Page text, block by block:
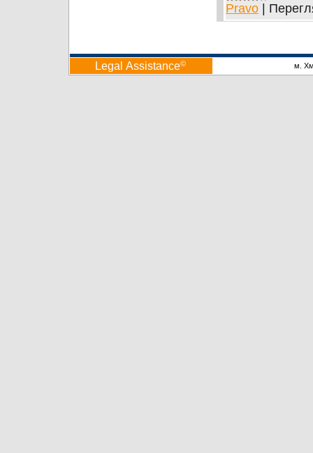
Pravo |
Legal Аssistance© м.